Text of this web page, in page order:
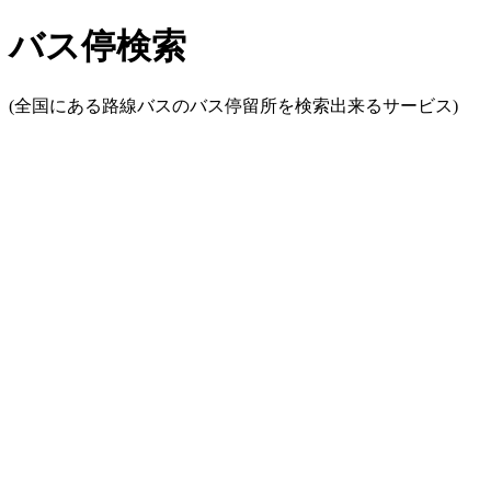
バス停検索
(全国にある路線バスのバス停留所を検索出来るサービス)